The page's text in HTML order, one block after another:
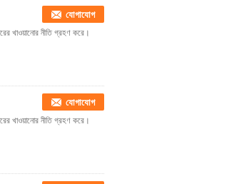
যোগাযোগ
খাওয়ানোর নীতি গ্রহণ করে।
যোগাযোগ
খাওয়ানোর নীতি গ্রহণ করে।